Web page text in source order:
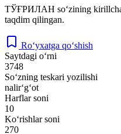
ТЎҒРИЛАН so‘zining
taqdim qilingan.
Ro‘yxatga qo‘shish
Saytdagi o‘rni
3748
So‘zning teskari yozilishi
nalir‘g‘ot
Harflar soni
10
Ko‘rishlar soni
270